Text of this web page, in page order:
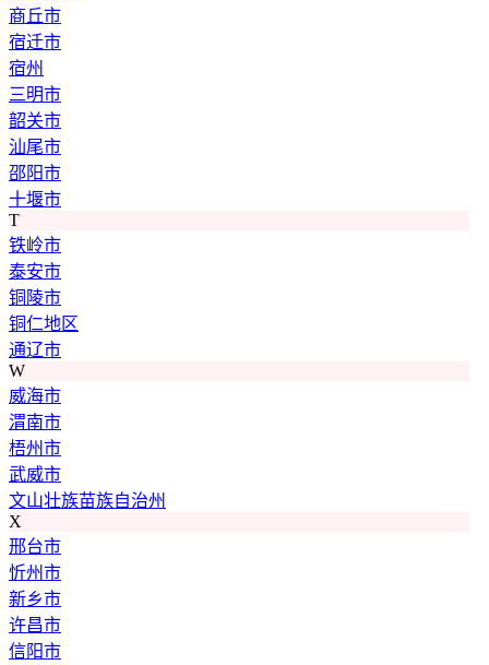
商丘市
宿迁市
宿州
三明市
韶关市
汕尾市
邵阳市
十堰市
T
铁岭市
泰安市
铜陵市
铜仁地区
通辽市
W
威海市
渭南市
梧州市
武威市
文山壮族苗族自治州
X
邢台市
忻州市
新乡市
许昌市
信阳市